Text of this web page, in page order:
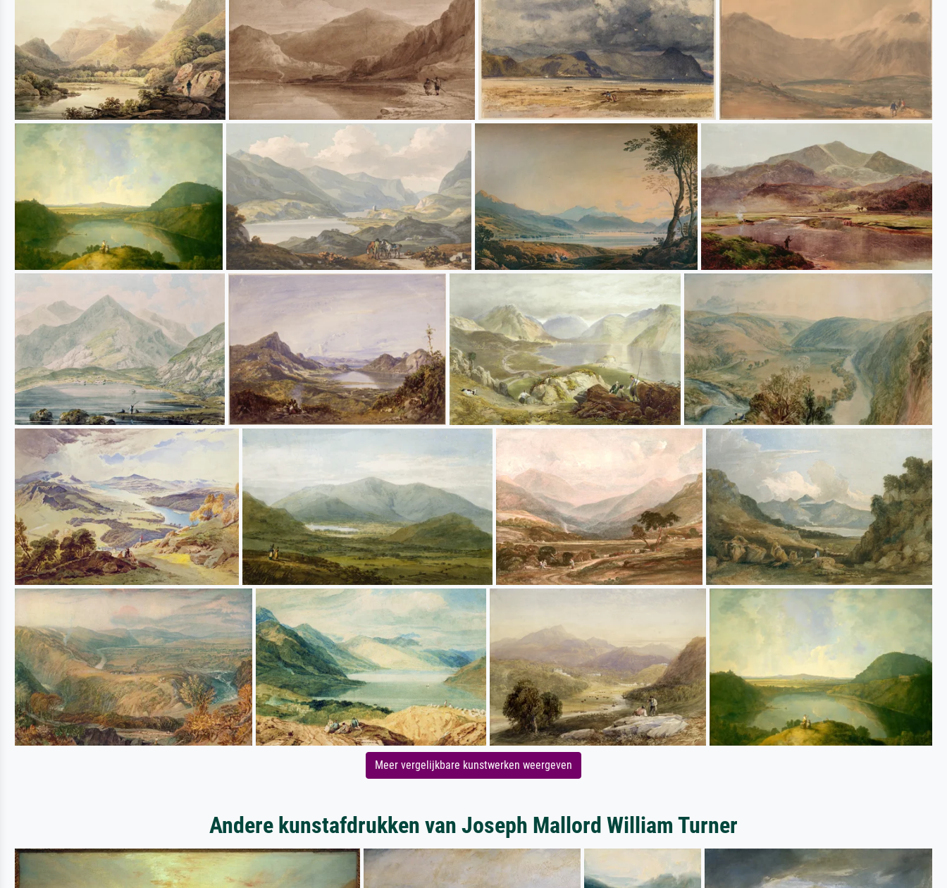
Meer vergelijkbare kunstwerken weergeven
Andere kunstafdrukken van Joseph Mallord William Turner